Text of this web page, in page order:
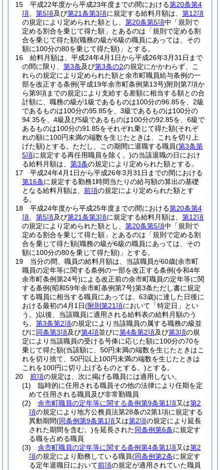
15
平成22年度から平成23年度までの間における第20条第4
項
第5項及び第21条第3項に規定する給料月額は、 第12項
の規定により定められた額とし、 第20条第5項中「規則で
定める割合を乗じて得た額」とあるのは「規則で定める割
合を乗じて得た額(職務の級が6級の職員にあっては、その
額に100分の80を乗じて得た額) 」とする。
16
給料月額は、平成24年4月1日から平成26年3月31日まで
の間に限り、 第3条及び第3条の2の規定にかかわらず、こ
れらの規定により定められた額と余市町職員給与条例の一
部を改正する条例(平成19年余市町条例第13号)附則第7項か
ら第9項までの規定により支給する差額に相当する額との合
計額に、職務の級が1級であるものは100分の96.85を、2級
であるものは100分の95.85を、3級であるものは100分の
94.35を、4級及び5級であるものは100分の92.85を、6級で
あるものは100分の91.85をそれぞれ乗じて得た額(それぞ
れの額に100円未満の端数を生じたときは、これを切り上
げた額)とする。 ただし、この期間に退職する職員(第3条第
5項に規定する再任用職員を除く。)の当該退職の日におけ
る給料月額は、 第3条の規定により定められた額とする。
17
平成24年4月1日から平成26年3月31日までの間における
第16条に規定する勤務1時間当たりの給与額の算出の基礎
となる給料月額は、 前項の規定により定められた額とす
る。
18
平成24年度から平成25年度までの間における第20条第4
項
第5項及び第21条第3項に規定する給料月額は、 第12項
の規定により定められた額とし、 第20条第5項中「規則で
定める割合を乗じて得た額」とあるのは「規則で定める割
合を乗じて得た額(職務の級が6級の職員にあっては、その
額に100分の80を乗じて得た額) 」とする。
19
当分の間、職員の給料月額は、当該職員が60歳(余市町
職員の定年等に関する条例の一部を改正する条例(令和4年
余市町条例第24号)による改正前の余市町職員の定年等に関
する条例(昭和59年余市町条例第7号)第3条ただし書に規定
する職員に相当する職員にあっては、63歳)に達した日後に
おける最初の4月1日(附則第21項において「特定日」とい
う。)以後、当該職員に適用される給料表の給料月額のう
ち、 第3条第2項の規定により当該職員の属する職務の級並
びに同条第3項及び第4項並びに第4条第2項及び第3項の規
定により当該職員の受ける号俸に応じた額に100分の70を
乗じて得た額(当該額に、50円未満の端数を生じたときはこ
れを切り捨て、50円以上100円未満の端数を生じたときは
これを100円に切り上げるものとする。)とする。
20
前項の規定は、次に掲げる職員には適用しない。
(1)
臨時的に任用される職員その他の法律により任期を定
めて任用される職員及び非常勤職員
(2)
余市町職員の定年等に関する条例第9条第1項又は第2
項の規定により地方公務員法第28条の2第1項に規定する
異動期間(同条例第9条第1項又は第2項の規定により延長
された期間を含む。)を延長された同条例第6条に規定す
る職を占める職員
(3)
余市町職員の定年等に関する条例第4条第1項又は第2
項の規定により勤務している職員(同条例第2条に規定す
る定年退職日において前項の規定が適用されていた職員